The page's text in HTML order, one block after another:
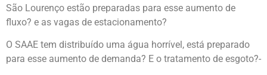
São Lourenço estão preparadas para esse aumento de
fluxo? e as vagas de estacionamento?
O SAAE tem distribuído uma água horrível, está preparado
para esse aumento de demanda? E o tratamento de esgoto?-